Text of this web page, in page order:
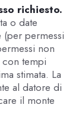
richiesto.
o date
(per permessi
non
con tempi
stimata. La
al datore di
il monte